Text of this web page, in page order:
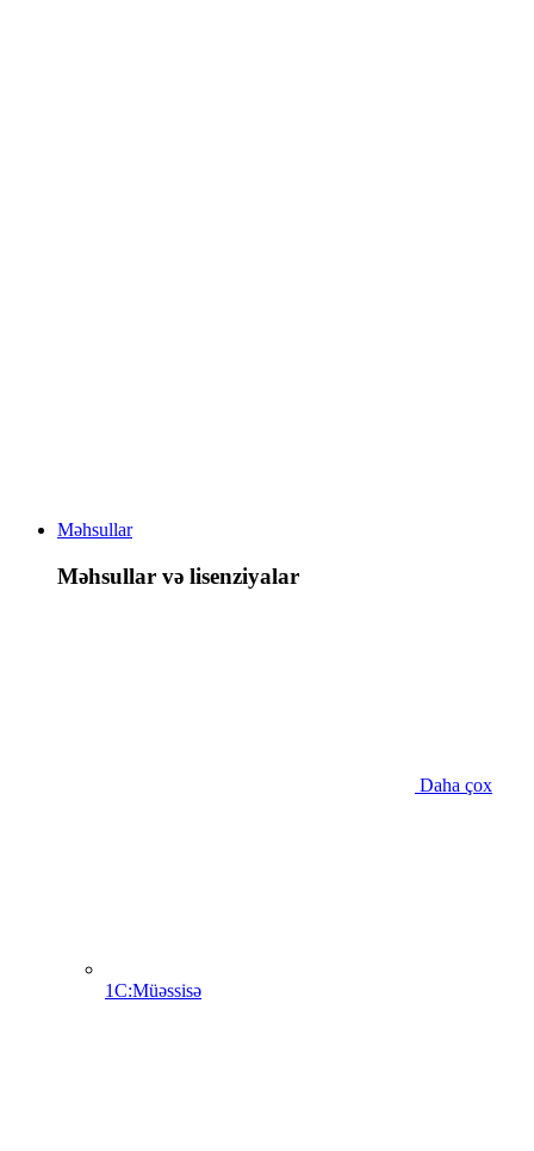
Məhsullar
Məhsullar və lisenziyalar
Daha çox
1C:Müəssisə